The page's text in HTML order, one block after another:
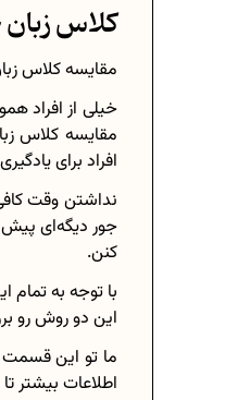
کلاس زبان
مقایسه کلاس
خیلی از افراد
مقایسه کلاس
افراد برای
نداشتن وقت
جور دیگه‌ای پیش
کنن.
با توجه به تمام
این دو روش رو
ما تو این قسمت
اطلاعات بیشتر